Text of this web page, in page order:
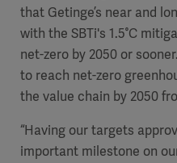
that Getinge’s near and
with the SBTi's 1.5°C
net-zero by 2050 or
to reach net-zero
the value chain by 2050
“Having our targets
important milestone on